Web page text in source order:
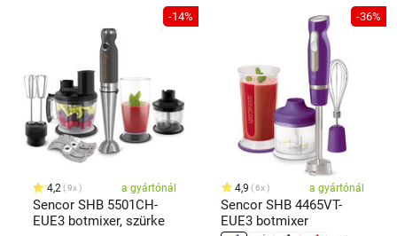
-14%
4,2 9x a gyártónál
Sencor SHB 5501CH-
EUE3 botmixer, szürke
-36%
4,9 6x a gyártónál
Sencor SHB 4465VT-
EUE3 botmixer